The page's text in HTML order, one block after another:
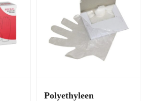
Polyethyleen